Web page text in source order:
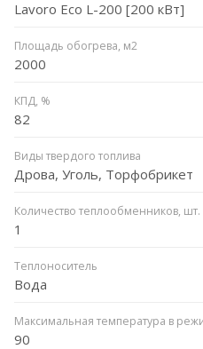
Lavoro Eco L-200 [200 кВт]
Площадь обогрева, м2
2000
КПД, %
82
Виды твердого топлива
Дрова, Уголь, Торфобрикет
Количество теплообменников, шт.
1
Теплоноситель
Вода
Максимальная температура в
90